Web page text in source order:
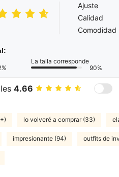
Ajuste
Calidad
Comodidad
La talla corresponde
90%
4.66
lo volveré a comprar (33)
impresionante (94) outfits de